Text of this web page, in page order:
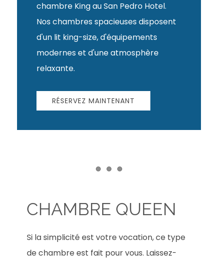
chambre King au San Pedro Hotel.
Nos chambres spacieuses disposent
d'un lit king-size, d'équipements
modernes et d'une atmosphère
relaxante.
RÉSERVEZ MAINTENANT
Item 1Item 2
CHAMBRE QUEEN
Si la simplicité est votre vocation, ce type
de chambre est fait pour vous. Laissez-